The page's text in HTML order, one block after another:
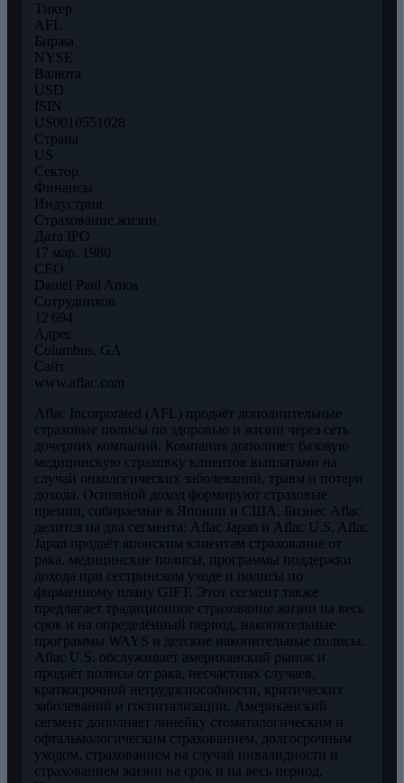
Тикер
AFL
Биржа
NYSE
Валюта
USD
ISIN
US0010551028
Страна
US
Сектор
Финансы
Индустрия
Страхование жизни
Дата IPO
17 мар. 1980
CEO
Daniel Paul Amos
Сотрудников
12 694
Адрес
Columbus, GA
Сайт
www.aflac.com
Aflac Incorporated (AFL) продаёт дополнительные
страховые полисы по здоровью и жизни через сеть
дочерних компаний. Компания дополняет базовую
медицинскую страховку клиентов выплатами на
случай онкологических заболеваний, травм и потери
дохода. Основной доход формируют страховые
премии, собираемые в Японии и США. Бизнес Aflac
делится на два сегмента: Aflac Japan и Aflac U.S. Aflac
Japan продаёт японским клиентам страхование от
рака, медицинские полисы, программы поддержки
дохода при сестринском уходе и полисы по
фирменному плану GIFT. Этот сегмент также
предлагает традиционное страхование жизни на весь
срок и на определённый период, накопительные
программы WAYS и детские накопительные полисы.
Aflac U.S. обслуживает американский рынок и
продаёт полисы от рака, несчастных случаев,
краткосрочной нетрудоспособности, критических
заболеваний и госпитализации. Американский
сегмент дополняет линейку стоматологическим и
офтальмологическим страхованием, долгосрочным
уходом, страхованием на случай инвалидности и
страхованием жизни на срок и на весь период.